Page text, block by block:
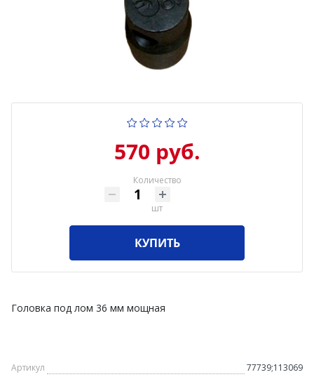
570 руб.
Количество
шт
КУПИТЬ
Головка под лом 36 мм мощная
Артикул 77739;113069